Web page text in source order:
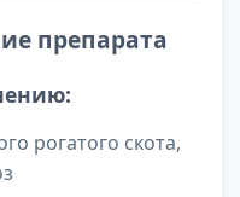
препарата
рогатого скота,